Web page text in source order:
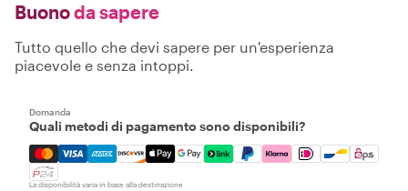
Buonoda sapere
Tutto quello che devi sapere per un'esperienza
piacevole e senza intoppi.
Domanda
Quali metodi di pagamento sono disponibili?
Mastercard, Visa, Amex, Discover, Apple Pay, Google
La disponibilità varia in base alla destinazione